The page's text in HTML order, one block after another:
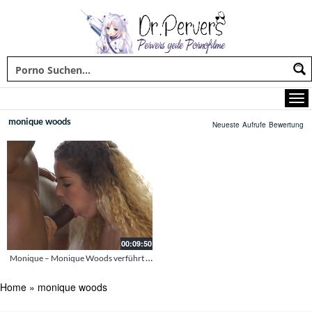
monique woods Neueste Aufrufe Bewertung
00:09:50
Monique – Monique Woods verführt ihren schwarzen lover
Home » monique woods